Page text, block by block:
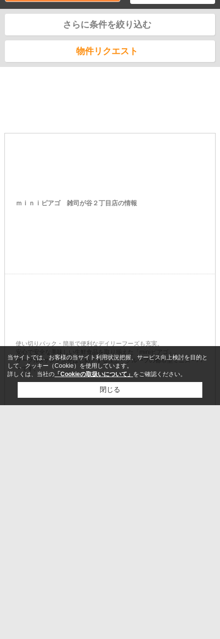
さらに条件を絞り込む
物件リクエスト
ｍｉｎｉピアゴ 雑司が谷２丁目店の情報
使い切りパック・簡単で便利なデイリーフーズも充実。
安心で安全な美味しい生鮮食品を取り揃えた「miniピアゴ」。
サークルKサンクスをはじめとするユニーグループの都市型ミニスーパ
ーです。
当サイトでは、お客様の当サイト利用状況把握、サービス向上検討を目的と
して、クッキー（Cookie）を使用しています。
詳しくは、当社の 「Cookieの取扱いについて」 をご確認ください。
閉じる